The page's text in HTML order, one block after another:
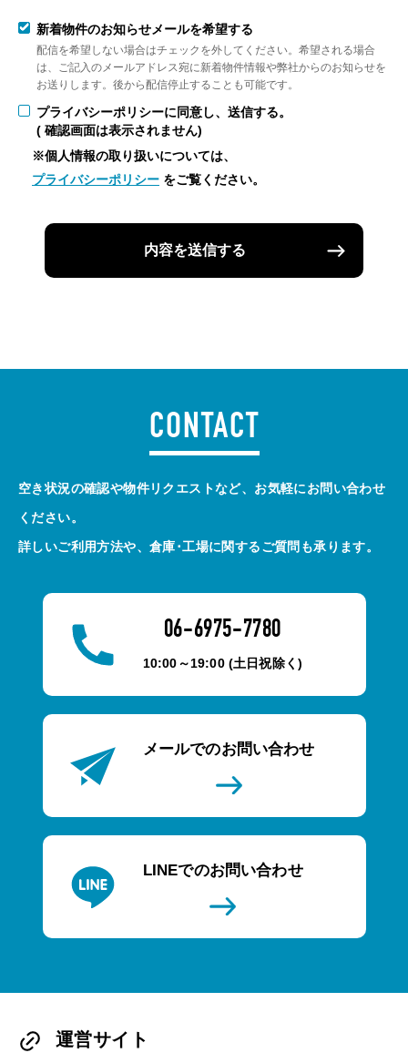
新着物件のお知らせメールを希望する
配信を希望しない場合はチェックを外してください。希望される場合
は、ご記入のメールアドレス宛に新着物件情報や弊社からのお知らせを
お送りします。後から配信停止することも可能です。
プライバシーポリシーに同意し、送信する。
( 確認画面は表示されません)
※個人情報の取り扱いについては、
プライバシーポリシー をご覧ください。
内容を送信する
CONTACT
空き状況の確認や物件リクエストなど、お気軽にお問い合わせ
ください。
詳しいご利用方法や、倉庫･工場に関するご質問も承ります。
06-6975-7780
10:00～19:00 (土日祝除く)
メールでのお問い合わせ
LINEでのお問い合わせ
運営サイト